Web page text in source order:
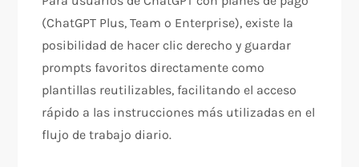
(ChatGPT Plus, Team o Enterprise), existe la
posibilidad de hacer clic derecho y guardar
prompts favoritos directamente como
plantillas reutilizables, facilitando el acceso
rápido a las instrucciones más utilizadas en el
flujo de trabajo diario.​